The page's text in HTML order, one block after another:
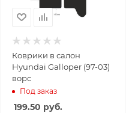
Коврики в салон
Hyundai Galloper (97-03)
ворс
Под заказ
199.50 руб.